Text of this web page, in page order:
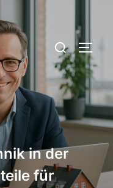
Suchen
nach:
in der
für